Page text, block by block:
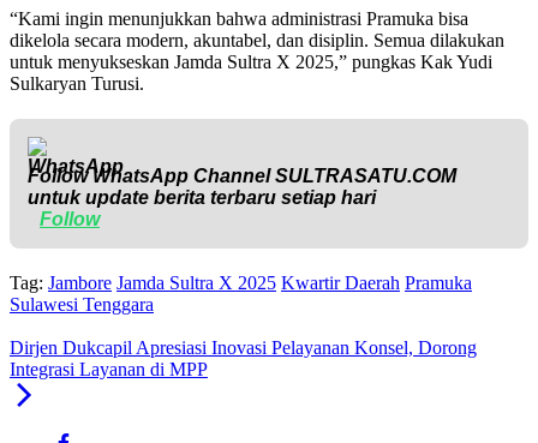
“Kami ingin menunjukkan bahwa administrasi Pramuka bisa
dikelola secara modern, akuntabel, dan disiplin. Semua dilakukan
untuk menyukseskan Jamda Sultra X 2025,” pungkas Kak Yudi
Sulkaryan Turusi.
Follow WhatsApp ChannelSULTRASATU.COM
untuk update berita terbaru setiap hari
Follow
Tag: Jambore Jamda Sultra X 2025 Kwartir Daerah Pramuka
Sulawesi Tenggara
Dirjen Dukcapil Apresiasi Inovasi Pelayanan Konsel, Dorong
Integrasi Layanan di MPP